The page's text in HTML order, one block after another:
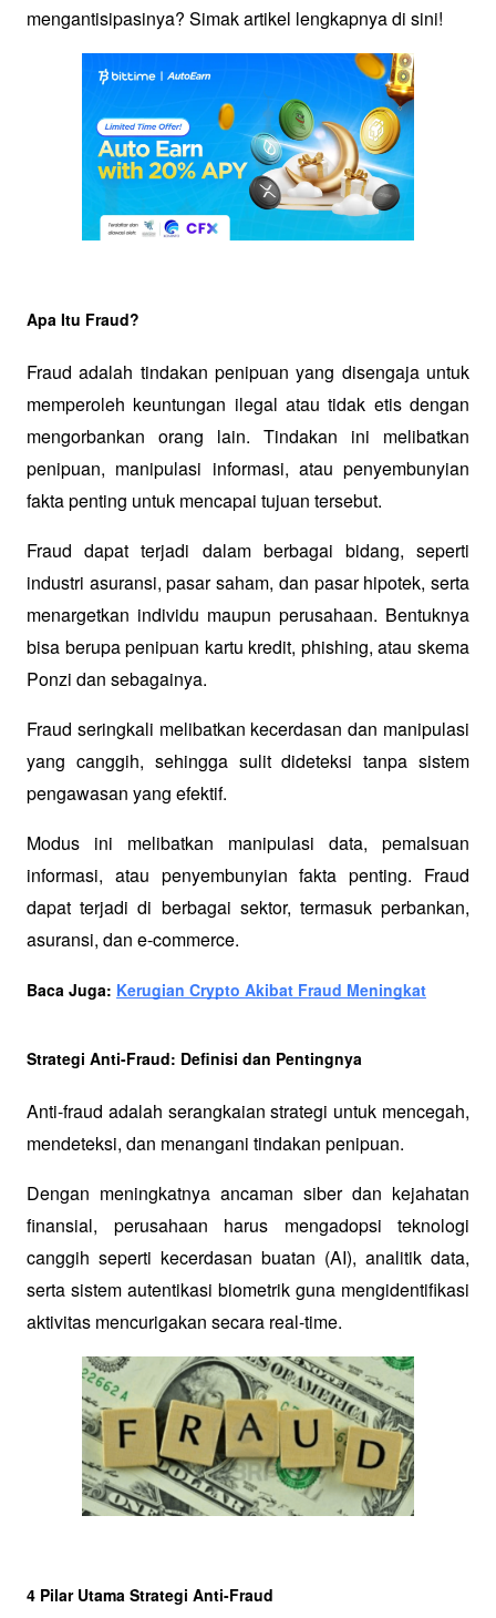
mengantisipasinya? Simak artikel lengkapnya di sini!
Apa Itu Fraud?
Fraud adalah tindakan penipuan yang disengaja untuk
memperoleh keuntungan ilegal atau tidak etis dengan
mengorbankan orang lain. Tindakan ini melibatkan
penipuan, manipulasi informasi, atau penyembunyian
fakta penting untuk mencapai tujuan tersebut.
Fraud dapat terjadi dalam berbagai bidang, seperti
industri asuransi, pasar saham, dan pasar hipotek, serta
menargetkan individu maupun perusahaan. Bentuknya
bisa berupa penipuan kartu kredit, phishing, atau skema
Ponzi dan sebagainya.
Fraud seringkali melibatkan kecerdasan dan manipulasi
yang canggih, sehingga sulit dideteksi tanpa sistem
pengawasan yang efektif.
Modus ini melibatkan manipulasi data, pemalsuan
informasi, atau penyembunyian fakta penting. Fraud
dapat terjadi di berbagai sektor, termasuk perbankan,
asuransi, dan e-commerce.
Baca Juga: Kerugian Crypto Akibat Fraud Meningkat
Strategi Anti-Fraud: Definisi dan Pentingnya
Anti-fraud adalah serangkaian strategi untuk mencegah,
mendeteksi, dan menangani tindakan penipuan.
Dengan meningkatnya ancaman siber dan kejahatan
finansial, perusahaan harus mengadopsi teknologi
canggih seperti kecerdasan buatan (AI), analitik data,
serta sistem autentikasi biometrik guna mengidentifikasi
aktivitas mencurigakan secara real-time.
4 Pilar Utama Strategi Anti-Fraud